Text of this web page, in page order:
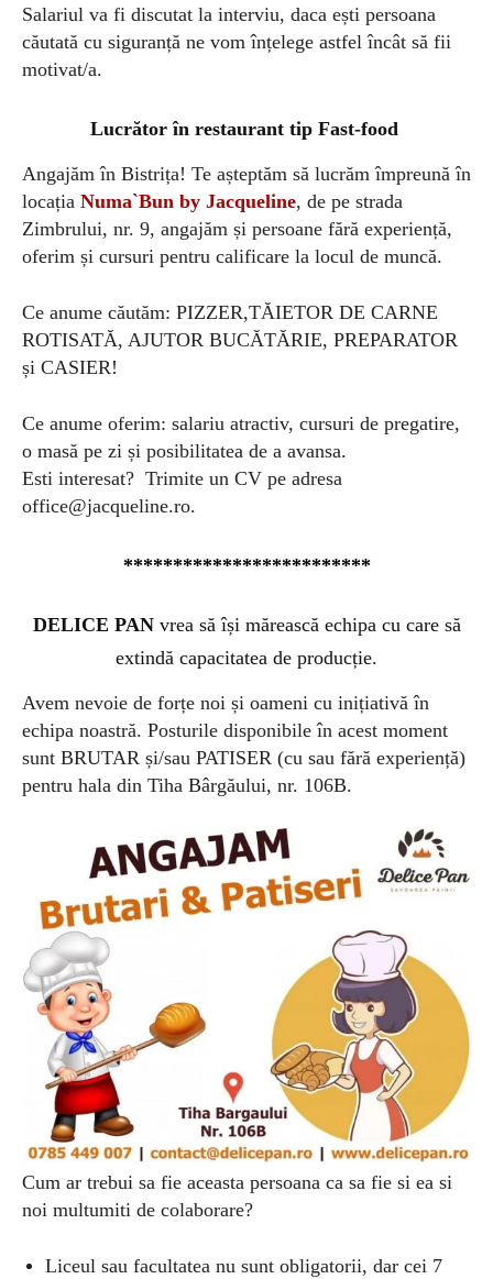
Salariul va fi discutat la interviu, daca ești persoana
căutată cu siguranță ne vom înțelege astfel încât să fii
motivat/a.
Lucrător în restaurant tip Fast-food
Angajăm în Bistrița! Te așteptăm să lucrăm împreună în
locația Numa`Bun by Jacqueline, de pe strada
Zimbrului, nr. 9, angajăm și persoane fără experiență,
oferim și cursuri pentru calificare la locul de muncă.
Ce anume căutăm: PIZZER,TĂIETOR DE CARNE
ROTISATĂ, AJUTOR BUCĂTĂRIE, PREPARATOR
și CASIER!
Ce anume oferim: salariu atractiv, cursuri de pregatire,
o masă pe zi și posibilitatea de a avansa.
Esti interesat? Trimite un CV pe adresa
office@jacqueline.ro.
*************************
DELICE PANvrea să își mărească echipa cu care să
extindă capacitatea de producție.
Avem nevoie de forțe noi și oameni cu inițiativă în
echipa noastră. Posturile disponibile în acest moment
sunt BRUTAR și/sau PATISER (cu sau fără experiență)
pentru hala din Tiha Bârgăului, nr. 106B.
Cum ar trebui sa fie aceasta persoana ca sa fie si ea si
noi multumiti de colaborare?
Liceul sau facultatea nu sunt obligatorii, dar cei 7